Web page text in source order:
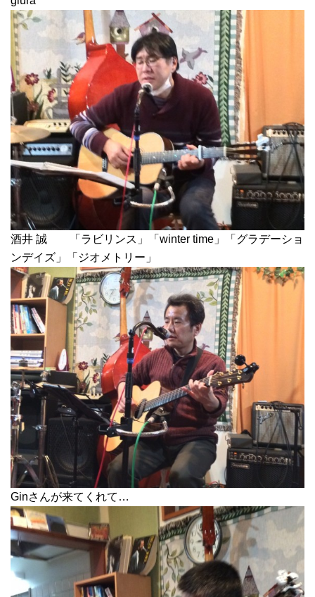
酒井 誠 「ラビリンス」「winter time」「グラデーショ
ンデイズ」「ジオメトリー」
Ginさんが来てくれて…